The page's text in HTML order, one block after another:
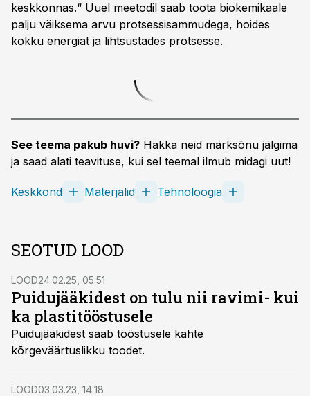
keskkonnas.“ Uuel meetodil saab toota biokemikaale
palju väiksema arvu protsessisammudega, hoides
kokku energiat ja lihtsustades protsesse.
See teema pakub huvi? Hakka neid märksõnu jälgima
ja saad alati teavituse, kui sel teemal ilmub midagi uut!
Keskkond Materjalid Tehnoloogia
SEOTUD LOOD
LOOD24.02.25, 05:51
Puidujääkidest on tulu nii ravimi- kui
ka plastitööstusele
Puidujääkidest saab tööstusele kahte
kõrgeväärtuslikku toodet.
LOOD03.03.23, 14:18